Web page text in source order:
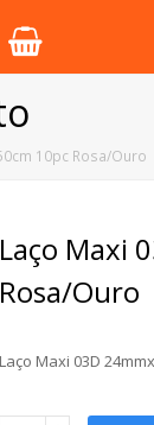
10pc Rosa/Ouro
Laço Maxi
Rosa/Ouro
Laço Maxi 03D